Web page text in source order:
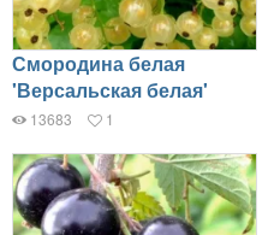
Смородина белая
'Версальская белая'
13683 1